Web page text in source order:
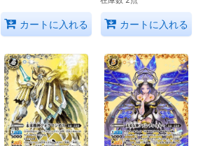
カートに入れる カートに入れる